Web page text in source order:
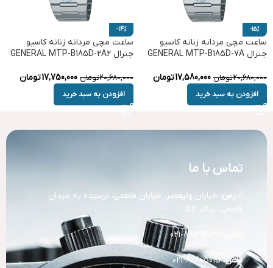
-15%
ساعت مچی مردانه زنانه کاسیو
جنرال GENERAL MTP-B185D-7A
20,680,000تومان 17,580,000تومان
افزودن به سبد خرید
-14%
ساعت مچی مردانه زنانه کاسیو
جنرال GENERAL MTP-B185D-2A2
20,680,000تومان 17,750,000تومان
افزودن به سبد خرید
تماس با ما
رس: خیابان ولیعصر، خیابان فاطمی، نرسیده به میدان
فاطمی، پلاک 53
تلفن:82805015-021